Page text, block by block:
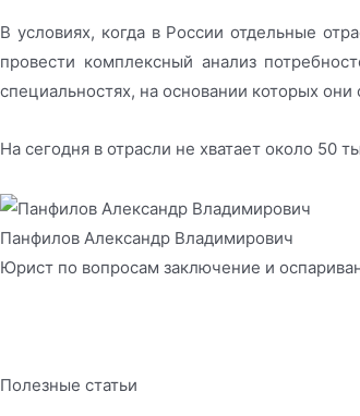
В условиях, когда в России отдельные
провести комплексный анализ
специальностях, на основании которых они
На сегодня в отрасли не хватает около 50
Панфилов Александр Владимирович
Юрист по вопросам заключение и
Полезные статьи